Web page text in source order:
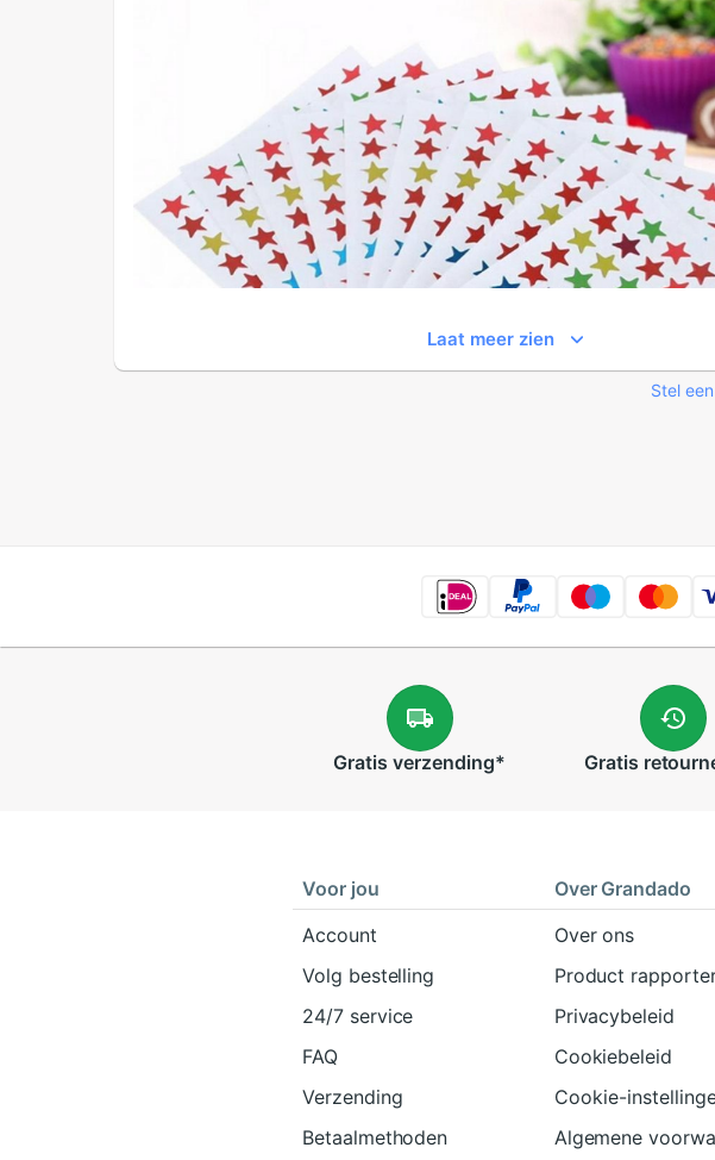
Laat meer zien
Stel
Gratis verzending* Gratis
Voor jou
Account
Volg bestelling
24/7 service
FAQ
Verzending
Betaalmethoden
Over Grandado
Over ons
Product
Privacybeleid
Cookiebeleid
Cookie-
Algemene